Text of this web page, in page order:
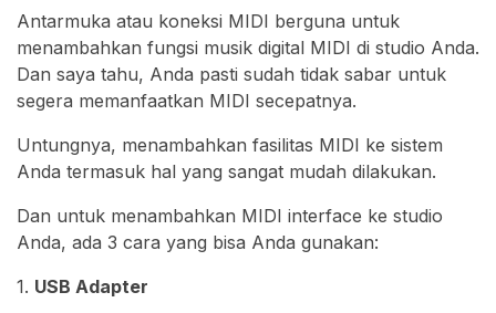
Antarmuka atau koneksi MIDI berguna untuk
menambahkan fungsi musik digital MIDI di studio Anda.
Dan saya tahu, Anda pasti sudah tidak sabar untuk
segera memanfaatkan MIDI secepatnya.
Untungnya, menambahkan fasilitas MIDI ke sistem
Anda termasuk hal yang sangat mudah dilakukan.
Dan untuk menambahkan MIDI interface ke studio
Anda, ada 3 cara yang bisa Anda gunakan:
1. USB Adapter